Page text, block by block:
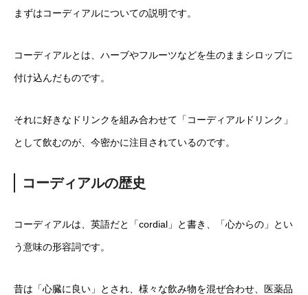
まずはコーディアルについての説明です。
コーディアルとは、ハーブやフルーツなどを生のままシロップに
付け込んだものです。
それに好きなドリンクを組み合わせて「コーディアルドリンク」
として飲むのが、今密かに注目されているのです。
コーディアルの歴史
コーディアルは、英語だと「cordial」と書き、「心からの」とい
う意味の形容詞です。
昔は「心臓に良い」とされ、様々な飲み物を混ぜ合わせ、医薬品